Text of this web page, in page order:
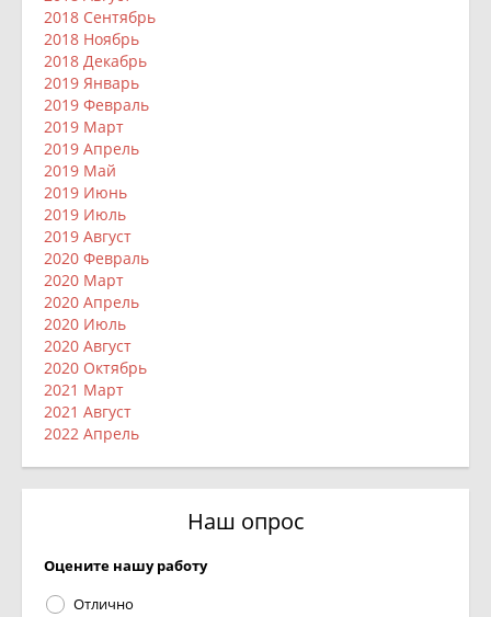
2018 Сентябрь
2018 Ноябрь
2018 Декабрь
2019 Январь
2019 Февраль
2019 Март
2019 Апрель
2019 Май
2019 Июнь
2019 Июль
2019 Август
2020 Февраль
2020 Март
2020 Апрель
2020 Июль
2020 Август
2020 Октябрь
2021 Март
2021 Август
2022 Апрель
Наш опрос
Оцените нашу работу
Отлично